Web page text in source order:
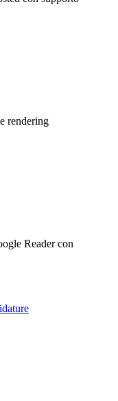
rendering
Reader con